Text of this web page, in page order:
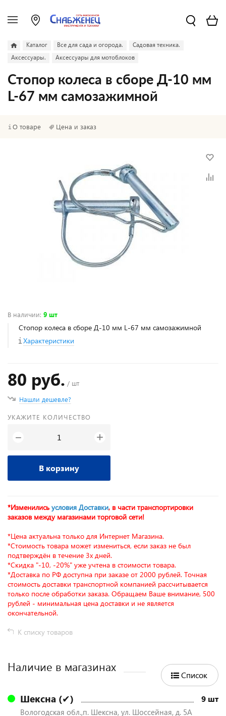
Каталог Все для сада и огорода.
Садовая техника.
Аксессуары.
Аксессуары для мотоблоков
Стопор колеса в сборе Д-10 мм
L-67 мм самозажимной
О товаре Цена и заказ
В наличии: 9 шт
Стопор колеса в сборе Д-10 мм L-67 мм самозажимной
Характеристики
80 руб. / шт
Нашли дешевле?
УКАЖИТЕ КОЛИЧЕСТВО
− +
В корзину
*Изменились условия Доставки, в части транспортировки
заказов между магазинами торговой сети!
*Цена актуальна только для Интернет Магазина.
*Стоимость товара может измениться, если заказ не был
подтверждён в течение 3х дней.
*Скидка "-10, -20%" уже учтена в стоимости товара.
*Доставка по РФ доступна при заказе от 2000 рублей. Точная
стоимость доставки транспортной компанией рассчитывается
только после обработки заказа. Обращаем Ваше внимание, 500
рублей - минимальная цена доставки и не является
окончательной.
К списку товаров
Наличие в магазинах
Список
Шексна (✔) 9 шт
Вологодская обл.,п. Шексна, ул. Шоссейная, д. 5А